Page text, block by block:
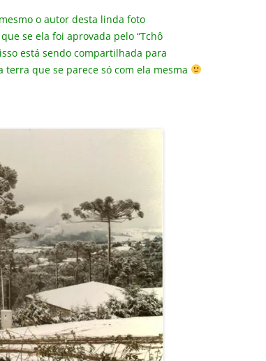
o autor desta linda foto
se ela foi aprovada pelo “Tchô
está sendo compartilhada para
terra que se parece só com ela mesma